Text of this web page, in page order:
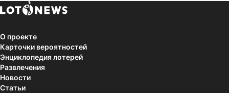
О проекте
Карточки вероятностей
Энциклопедия лотерей
Развлечения
Новости
Статьи